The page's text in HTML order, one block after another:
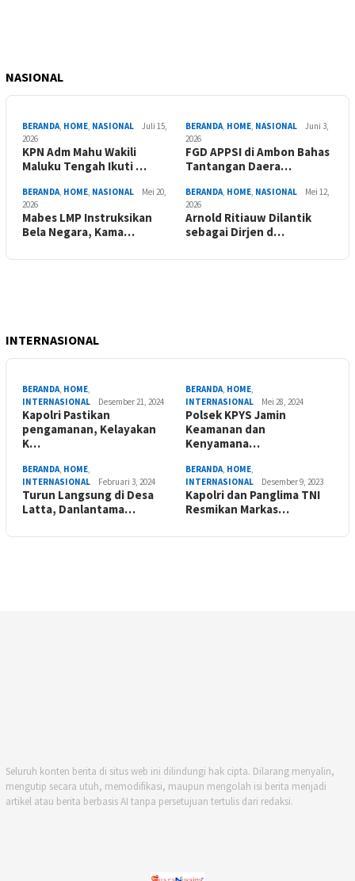
NASIONAL
BERANDA, HOME, NASIONAL
Juli 15,
2026
KPN Adm Mahu Wakili
Maluku Tengah Ikuti …
BERANDA, HOME, NASIONAL
Juni 3,
2026
FGD APPSI di Ambon Bahas
Tantangan Daera…
BERANDA, HOME, NASIONAL
Mei 20,
2026
Mabes LMP Instruksikan
Bela Negara, Kama…
BERANDA, HOME, NASIONAL
Mei 12,
2026
Arnold Ritiauw Dilantik
sebagai Dirjen d…
INTERNASIONAL
BERANDA, HOME,
INTERNASIONAL
Desember 21, 2024
Kapolri Pastikan
pengamanan, Kelayakan
K…
BERANDA, HOME,
INTERNASIONAL
Mei 28, 2024
Polsek KPYS Jamin
Keamanan dan
Kenyamana…
BERANDA, HOME,
INTERNASIONAL
Februari 3, 2024
Turun Langsung di Desa
Latta, Danlantama…
BERANDA, HOME,
INTERNASIONAL
Desember 9, 2023
Kapolri dan Panglima TNI
Resmikan Markas…
Seluruh konten berita di situs web ini dilindungi hak cipta. Dilarang menyalin,
mengutip secara utuh, memodifikasi, maupun mengolah isi berita menjadi
artikel atau berita berbasis AI tanpa persetujuan tertulis dari redaksi.